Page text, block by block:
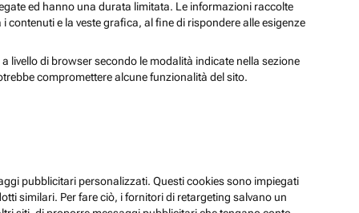
ed hanno una durata limitata. Le informazioni raccolte
e la veste grafica, al fine di rispondere alle esigenze
livello di browser secondo le modalità indicate nella sezione
compromettere alcune funzionalità del sito.
pubblicitari personalizzati. Questi cookies sono impiegati
similari. Per fare ciò, i fornitori di retargeting salvano un